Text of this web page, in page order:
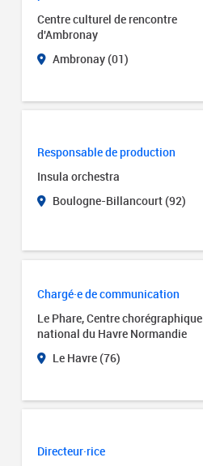
Centre culturel de rencontre
d'Ambronay
Ambronay (01)
Responsable de production
Insula orchestra
Boulogne-Billancourt (92)
Chargé·e de communication
Le Phare, Centre chorégraphique
national du Havre Normandie
Le Havre (76)
Directeur·rice